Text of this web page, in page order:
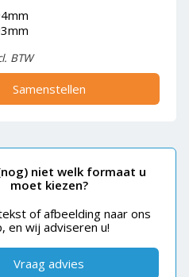
BTW
Samenstellen
niet welk formaat u
moet kiezen?
of afbeelding naar ons
en wij adviseren u!
Vraag advies